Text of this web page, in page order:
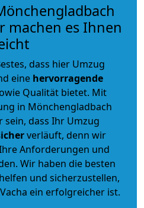
machen es Ihnen
dass hier Umzug
eine hervorragende
Qualität bietet. Mit
in Mönchengladbach
sein, dass Ihr Umzug
verläuft, denn wir
Anforderungen und
Wir haben die besten
und sicherzustellen,
ein erfolgreicher ist.